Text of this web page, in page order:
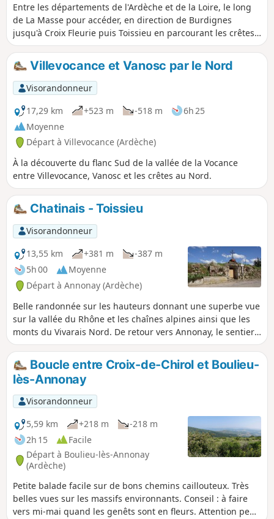
Entre les départements de l'Ardèche et de la Loire, le long
de La Masse pour accéder, en direction de Burdignes
jusqu'à Croix Fleurie puis Toissieu en parcourant les crêtes
avec de superbes points de vue.
Villevocance et Vanosc par le Nord
Visorandonneur
17,29 km
+523 m -518 m
6h 25
Moyenne
Départ à Villevocance (Ardèche)
À la découverte du flanc Sud de la vallée de la Vocance
entre Villevocance, Vanosc et les crêtes au Nord.
Chatinais - Toissieu
Visorandonneur
13,55 km
+381 m
-387 m
5h 00
Moyenne
Départ à Annonay (Ardèche)
Belle randonnée sur les hauteurs donnant une superbe vue
sur la vallée du Rhône et les chaînes alpines ainsi que les
monts du Vivarais Nord. De retour vers Annonay, le sentier
serpente au dessus de la vallée de la Cance avant que celle-
ci ne devienne une gorge une fois passé Annonay. La
traversée des crêtes avec les genêts en fleurs à la fin du
printemps ne laisseront pas les amoureux de la nature
indifférents.
Boucle entre Croix-de-Chirol et Boulieu-
lès-Annonay
Visorandonneur
5,59 km
+218 m
-218 m
2h 15
Facile
Départ à Boulieu-lès-Annonay
(Ardèche)
Petite balade facile sur de bons chemins caillouteux. Très
belles vues sur les massifs environnants. Conseil : à faire
vers mi-mai quand les genêts sont en fleurs. Attention peu